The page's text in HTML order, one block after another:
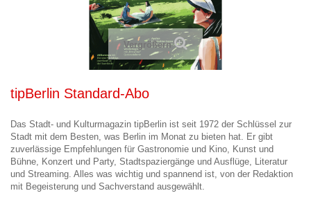
Vergrößern
tipBerlin Standard-Abo
Das Stadt- und Kulturmagazin tipBerlin ist seit 1972 der Schlüssel zur
Stadt mit dem Besten, was Berlin im Monat zu bieten hat. Er gibt
zuverlässige Empfehlungen für Gastronomie und Kino, Kunst und
Bühne, Konzert und Party, Stadtspaziergänge und Ausflüge, Literatur
und Streaming. Alles was wichtig und spannend ist, von der Redaktion
mit Begeisterung und Sachverstand ausgewählt.